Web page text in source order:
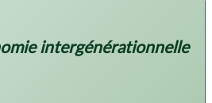
intergénérationnelle